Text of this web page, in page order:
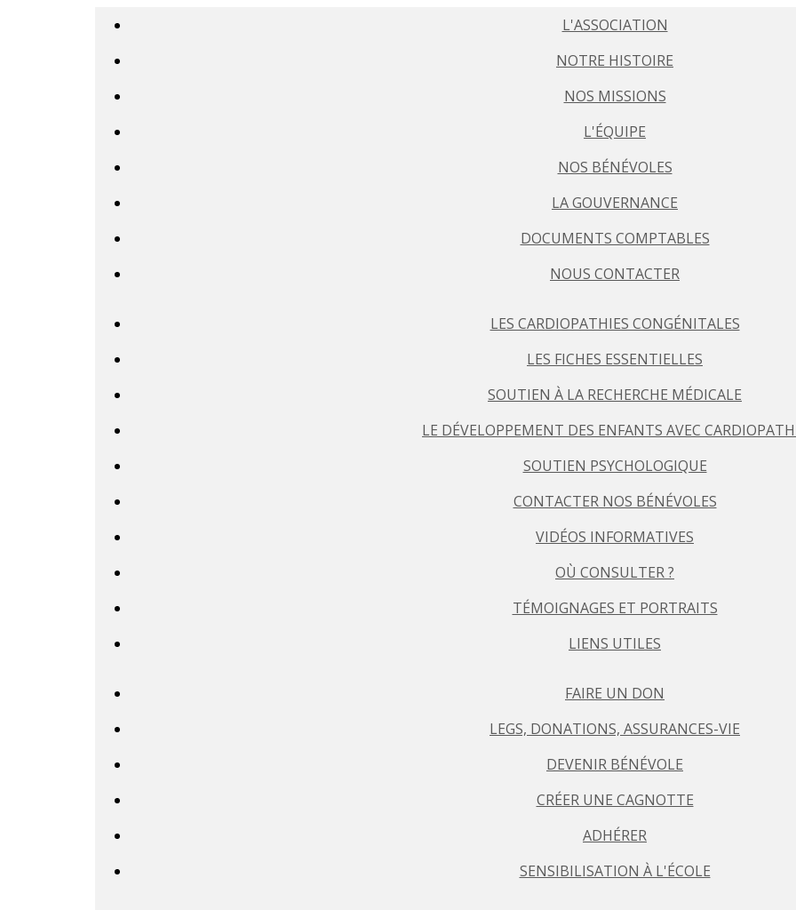
L'ASSOCIATION
NOTRE HISTOIRE
NOS MISSIONS
L'ÉQUIPE
NOS BÉNÉVOLES
LA GOUVERNANCE
DOCUMENTS COMPTABLES
NOUS CONTACTER
LES CARDIOPATHIES CONGÉNITALES
LES FICHES ESSENTIELLES
SOUTIEN À LA RECHERCHE MÉDICALE
LE DÉVELOPPEMENT DES ENFANTS AVEC
SOUTIEN PSYCHOLOGIQUE
CONTACTER NOS BÉNÉVOLES
VIDÉOS INFORMATIVES
OÙ CONSULTER ?
TÉMOIGNAGES ET PORTRAITS
LIENS UTILES
FAIRE UN DON
LEGS, DONATIONS, ASSURANCES-VIE
DEVENIR BÉNÉVOLE
CRÉER UNE CAGNOTTE
ADHÉRER
SENSIBILISATION À L'ÉCOLE